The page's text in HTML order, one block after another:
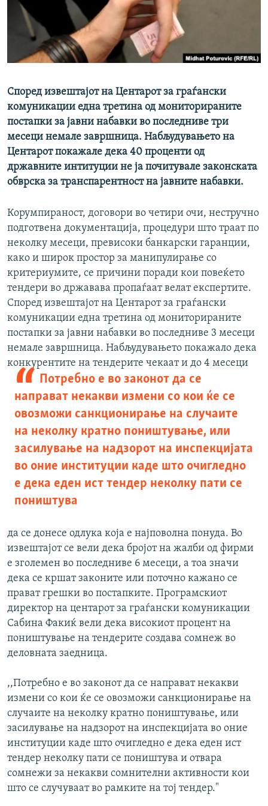
РСЕ веб страници
Според извештајот на Центарот за граѓански
комуникации една третина од мониторираните
постапки за јавни набавки во последниве три
месеци немале завршница. Набљудувањето на
Центарот покажале дека 40 проценти од
државните интитуции не ја почитувале законската
обврска за транспарентност на јавните набавки.
Корумпираност, договори во четири очи, нестручно
подготвена документација, процедури што траат по
неколку месеци, превисоки банкарски гаранции,
како и широк простор за манипулирање со
критериумите, се причини поради кои повеќето
тендери во државава пропаѓаат велат експертите.
Според извештајот на Центарот за граѓански
комуникации една третина од мониторираните
постапки за јавни набавки во последниве 3 месеци
немале завршница. Набљудувањето покажало дека
конкурентите на тендерите чекаат и до 4 месеци
Потребно е во законот да се
направат некакви измени со кои ќе се
овозможи санкционирање на случаите
на неколку кратно поништување, или
засилување на надзорот на инспекцијата
во оние институции каде што очигледно
е дека еден ист тендер неколку пати се
поништува
да се донесе одлука која е најповолна понуда. Во
извештајот се вели дека бројот на жалби од фирми
е зголемен во последниве 6 месеци, а тоа значи
дека се кршат законите или поточно кажано се
прават грешки во постапките. Програмскиот
директор на центарот за граѓански комуникации
Сабина Факиќ вели дека високиот процент на
поништување на тендерите создава сомнеж во
деловната заедница.
,,Потребно е во законот да се направат некакви
измени со кои ќе се овозможи санкционирање на
случаите на неколку кратно поништување, или
засилување на надзорот на инспекцијата во оние
институции каде што очигледно е дека еден ист
тендер неколку пати се поништува и отвара
сомнежи за некакви сомнителни активности кои
што се случуваат во рамките на тој тендер."